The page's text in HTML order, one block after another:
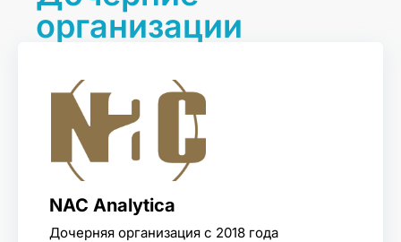
организации
NAC Analytica
Дочерняя организация с 2018 года